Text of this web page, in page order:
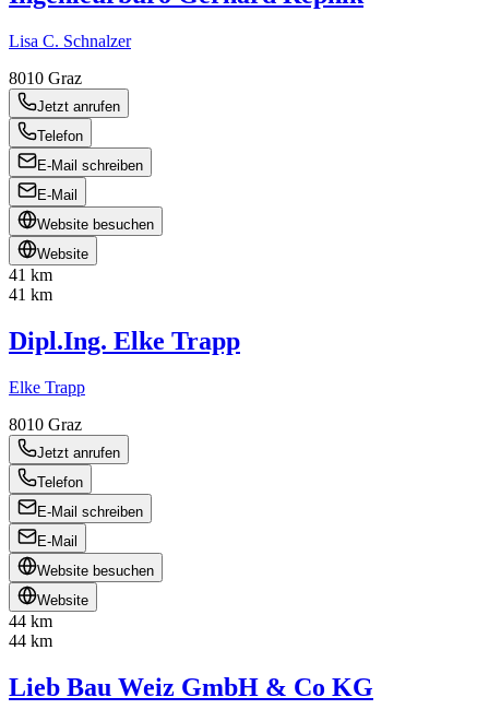
Lisa C. Schnalzer
8010 Graz
Jetzt anrufen
Telefon
E-Mail schreiben
E-Mail
Website besuchen
Website
41 km
41 km
Dipl.Ing. Elke Trapp
Elke Trapp
8010 Graz
Jetzt anrufen
Telefon
E-Mail schreiben
E-Mail
Website besuchen
Website
44 km
44 km
Lieb Bau Weiz GmbH & Co KG